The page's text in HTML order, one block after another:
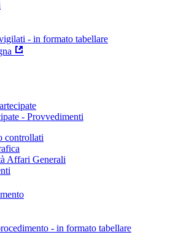
- in formato tabellare
- Provvedimenti
controllati
Affari Generali
- in formato tabellare